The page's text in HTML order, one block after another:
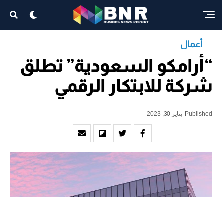
أعمال
“أرامكو السعودية” تطلق
شركة للابتكار الرقمي
Published يناير 30, 2023